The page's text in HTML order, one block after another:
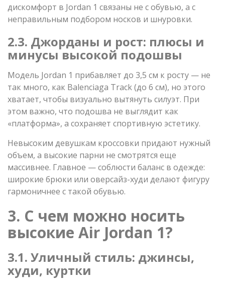
дискомфорт в Jordan 1 связаны не с обувью, а с
неправильным подбором носков и шнуровки.
2.3. Джорданы и рост: плюсы и
минусы высокой подошвы
Модель Jordan 1 прибавляет до 3,5 см к росту — не
так много, как Balenciaga Track (до 6 см), но этого
хватает, чтобы визуально вытянуть силуэт. При
этом важно, что подошва не выглядит как
«платформа», а сохраняет спортивную эстетику.
Невысоким девушкам кроссовки придают нужный
объем, а высокие парни не смотрятся еще
массивнее. Главное — соблюсти баланс в одежде:
широкие брюки или оверсайз-худи делают фигуру
гармоничнее с такой обувью.
3. С чем можно носить
высокие Air Jordan 1?
3.1. Уличный стиль: джинсы,
худи, куртки